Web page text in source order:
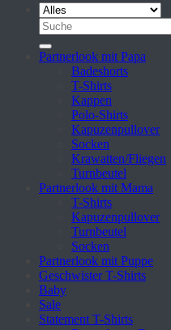
Suche
nach:
Partnerlook mit Papa
Badeshorts
T-Shirts
Kappen
Polo-Shirts
Kapuzenpullover
Socken
Krawatten/Fliegen
Turnbeutel
Partnerlook mit Mama
T-Shirts
Kapuzenpullover
Turnbeutel
Socken
Partnerlook mit Puppe
Geschwister T-Shirts
Baby
Sale
Statement T-Shirts